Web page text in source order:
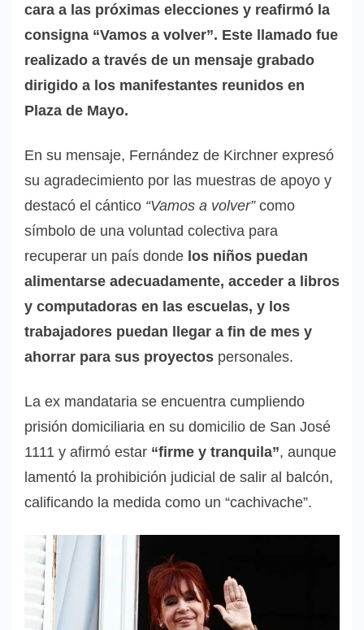
cara a las próximas elecciones y reafirmó la
consigna “Vamos a volver”. Este llamado fue
realizado a través de un mensaje grabado
dirigido a los manifestantes reunidos en
Plaza de Mayo.
En su mensaje, Fernández de Kirchner expresó
su agradecimiento por las muestras de apoyo y
destacó el cántico “Vamos a volver”como
símbolo de una voluntad colectiva para
recuperar un país donde los niños puedan
alimentarse adecuadamente, acceder a libros
y computadoras en las escuelas, y los
trabajadores puedan llegar a fin de mes y
ahorrar para sus proyectos personales.
La ex mandataria se encuentra cumpliendo
prisión domiciliaria en su domicilio de San José
1111 y afirmó estar “firme y tranquila”, aunque
lamentó la prohibición judicial de salir al balcón,
calificando la medida como un “cachivache”.